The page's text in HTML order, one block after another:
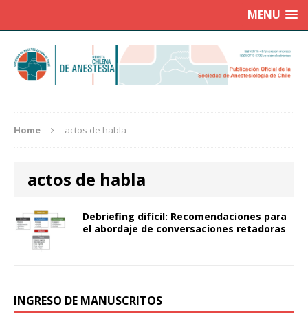
MENU
Home actos de habla
actos de habla
Debriefing difícil: Recomendaciones para
el abordaje de conversaciones retadoras
INGRESO DE MANUSCRITOS